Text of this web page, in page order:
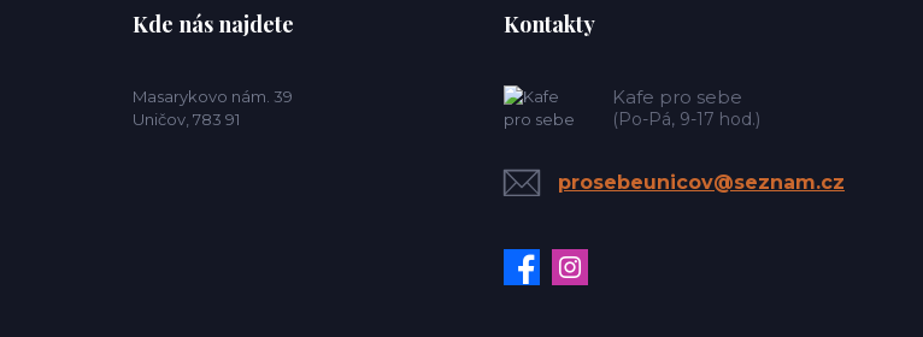
Kde nás najdete
Masarykovo nám. 39
Uničov, 783 91
Kontakty
Kafe pro sebe
(Po-Pá, 9-17 hod.)
prosebeunicov@seznam.cz